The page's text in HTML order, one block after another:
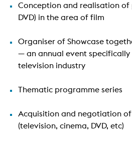
Conception and realisation of
DVD) in the area of film
Organiser of Showcase
— an annual event
television industry
Thematic programme series
Acquisition and negotiation of
(television, cinema, DVD, etc)